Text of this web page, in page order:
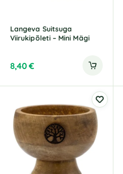
Langeva Suitsuga
Viirukipõleti – Mini Mägi
8,40€